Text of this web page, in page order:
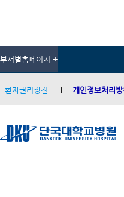
부서별홈페이지 +
환자권리장전 개인정보처리방